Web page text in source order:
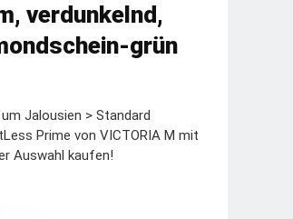
verdunkelnd,
grün
Jalousien > Standard
Prime von VICTORIA M mit
Auswahl kaufen!